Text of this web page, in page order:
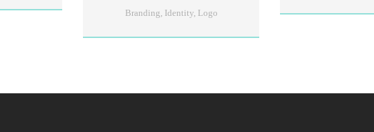
Branding Identity, Logo